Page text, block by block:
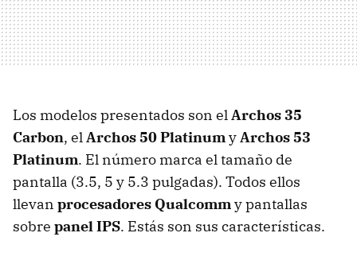
Los modelos presentados son elArchos 35
Carbon, elArchos 50 PlatinumyArchos 53
Platinum. El número marca el tamaño de
pantalla (3.5, 5 y 5.3 pulgadas). Todos ellos
llevan procesadores Qualcommy pantallas
sobre panel IPS. Estás son sus características.